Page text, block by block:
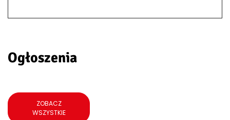
Ogłoszenia
ZOBACZ
WSZYSTKIE